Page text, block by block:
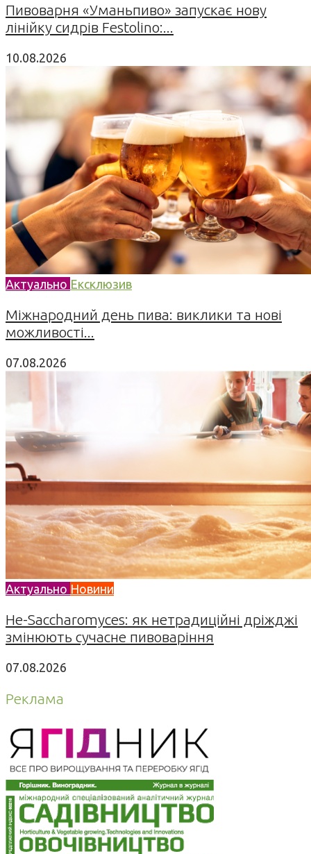
Пивоварня «Уманьпиво» запускає нову
лінійку сидрів Festolino:...
10.08.2026
Актуально Ексклюзив
Міжнародний день пива: виклики та нові
можливості...
07.08.2026
Актуально Новини
Не-Saccharomyces: як нетрадиційні дріжджі
змінюють сучасне пивоваріння
07.08.2026
Реклама